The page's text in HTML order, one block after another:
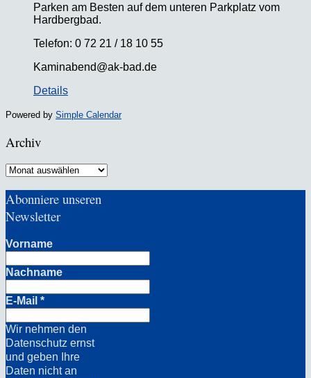
Parken am Besten auf dem unteren Parkplatz vom
Hardbergbad.
Telefon: 0 72 21 / 18 10 55
Kaminabend@ak-bad.de
Details
Powered by Simple Calendar
Archiv
Archiv
Abonniere unseren
Newsletter
Vorname
Nachname
E-Mail *
Wir nehmen den
Datenschutz ernst
und geben Ihre
Daten nicht an